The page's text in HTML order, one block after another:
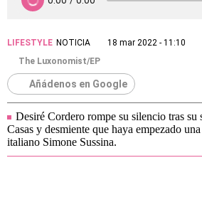
LIFESTYLE NOTICIA
18 mar 2022 - 11:10
The Luxonomist/EP
Añádenos en Google
Desiré Cordero rompe su silencio tras su
Casas y desmiente que haya empezado
italiano Simone Sussina.